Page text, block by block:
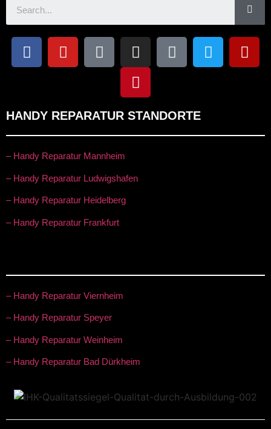
HANDY REPARATUR STANDORTE
– Handy Reparatur Mannheim
– Handy Reparatur Ludwigshafen
– Handy Reparatur Heidelberg
– Handy Reparatur Frankfurt
– Handy Reparatur Viernheim
– Handy Reparatur Speyer
– Handy Reparatur Weinheim
– Handy Reparatur Bad Dürkheim